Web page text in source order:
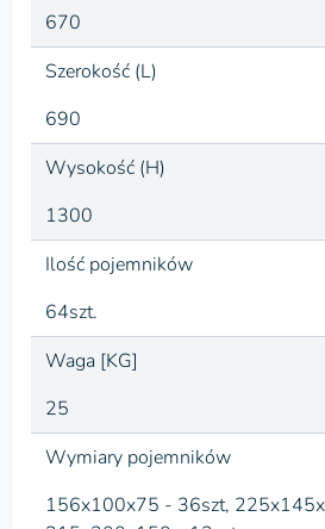
670
Szerokość (L)
690
Wysokość (H)
1300
Ilość pojemników
64szt.
Waga [KG]
25
Wymiary pojemników
156x100x75 - 36szt,